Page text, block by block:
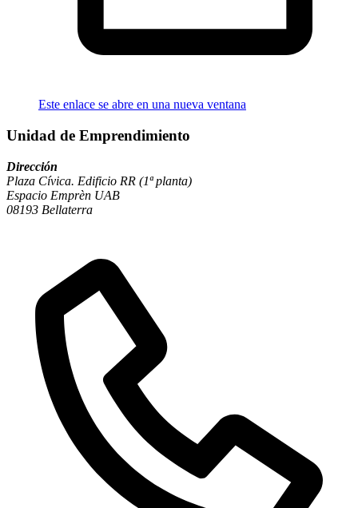
Este enlace se abre en una nueva ventana
Unidad de Emprendimiento
Dirección
Plaza Cívica. Edificio RR (1ª planta)
Espacio Emprèn UAB
08193 Bellaterra